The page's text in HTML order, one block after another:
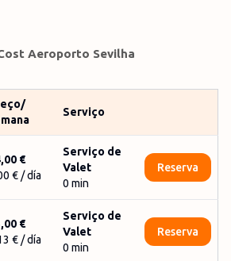
Aeroporto Sevilha
Serviço
€
€ / día
Serviço de
Valet
0 min
Reserva
€
€ / día
Serviço de
Valet
0 min
Reserva